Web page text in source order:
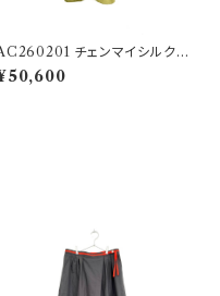
チェンマイシルク＆
ラフルリネンのハーフロングR